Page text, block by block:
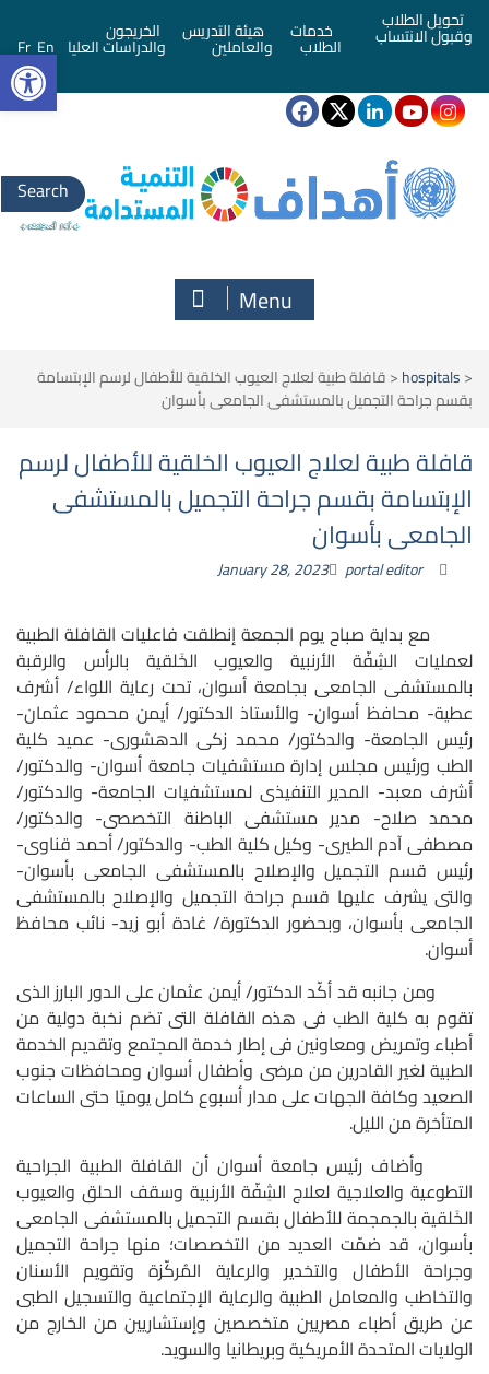
تحويل الطلاب
وقبول الانتساب خدمات
الطلاب
هيئة التدريس
والعاملين
الخريجون
والدراسات العليا En
Fr
Search
for:
Menu
<
hospitals
<قافلة طبية لعلاج العيوب الخلقية للأطفال لرسم الإبتسامة
بقسم جراحة التجميل بالمستشفى الجامعى بأسوان
قافلة طبية لعلاج العيوب الخلقية للأطفال لرسم
الإبتسامة بقسم جراحة التجميل بالمستشفى
الجامعى بأسوان
January 28, 2023 portal editor
مع بداية صباح يوم الجمعة إنطلقت فاعليات القافلة الطبية
لعمليات الشِفّة الأرنبية والعيوب الخَلقية بالرأس والرقبة
بالمستشفى الجامعى بجامعة أسوان، تحت رعاية اللواء/ أشرف
عطية- محافظ أسوان- والأستاذ الدكتور/ أيمن محمود عثمان-
رئيس الجامعة- والدكتور/ محمد زكى الدهشورى- عميد كلية
الطب ورئيس مجلس إدارة مستشفيات جامعة أسوان- والدكتور/
أشرف معبد- المدير التنفيذى لمستشفيات الجامعة- والدكتور/
محمد صلاح- مدير مستشفى الباطنة التخصصى- والدكتور/
مصطفى آدم الطيرى- وكيل كلية الطب- والدكتور/ أحمد قناوى-
رئيس قسم التجميل والإصلاح بالمستشفى الجامعى بأسوان-
والتى يشرف عليها قسم جراحة التجميل والإصلاح بالمستشفى
الجامعى بأسوان، وبحضور الدكتورة/ غادة أبو زيد- نائب محافظ
أسوان.
ومن جانبه قد أكّد الدكتور/ أيمن عثمان على الدور البارز الذى
تقوم به كلية الطب فى هذه القافلة التى تضم نخبة دولية من
أطباء وتمريض ومعاونين فى إطار خدمة المجتمع وتقديم الخدمة
الطبية لغير القادرين من مرضى وأطفال أسوان ومحافظات جنوب
الصعيد وكافة الجهات على مدار أسبوع كامل يوميًا حتى الساعات
المتأخرة من الليل.
وأضاف رئيس جامعة أسوان أن القافلة الطبية الجراحية
التطوعية والعلاجية لعلاج الشِفّة الأرنبية وسقف الحلق والعيوب
الخَلقية بالجمجمة للأطفال بقسم التجميل بالمستشفى الجامعى
بأسوان، قد ضمّت العديد من التخصصات؛ منها جراحة التجميل
وجراحة الأطفال والتخدير والرعاية المُركّزة وتقويم الأسنان
والتخاطب والمعامل الطبية والرعاية الإجتماعية والتسجيل الطبى
عن طريق أطباء مصريين متخصصين وإستشاريين من الخارج من
الولايات المتحدة الأمريكية وبريطانيا والسويد.